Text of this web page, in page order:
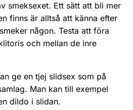
smeksexet. Ett sätt att bli mer
finns är alltså att känna efter
någon. Testa att föra
och mellan de inre
ge en tjej slidsex som på
Man kan till exempel
dildo i slidan.